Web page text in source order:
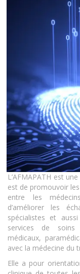
L’AFMAPATH est
est de promouvoir
entre les
d’améliorer les
spécialistes et
services de soins
médicaux,
avec la médecine du
Elle a pour